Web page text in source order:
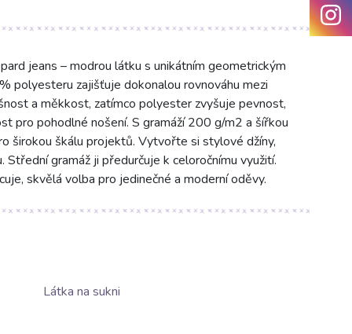
jeans – modrou látku s unikátním geometrickým
polyesteru zajišťuje dokonalou rovnováhu mezi
a měkkost, zatímco polyester zvyšuje pevnost,
pro pohodlné nošení. S gramáží 200 g/m2 a šířkou
širokou škálu projektů. Vytvořte si stylové džíny,
gramáž ji předurčuje k celoročnímu využití.
skvělá volba pro jedinečné a moderní oděvy.
Látka na sukni